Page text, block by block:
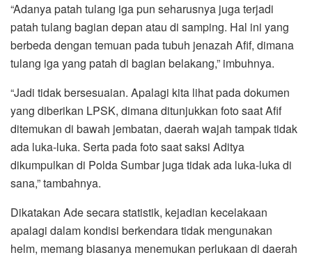
“Adanya patah tulang iga pun seharusnya juga terjadi
patah tulang bagian depan atau di samping. Hal ini yang
berbeda dengan temuan pada tubuh jenazah Afif, dimana
tulang iga yang patah di bagian belakang,” imbuhnya.
“Jadi tidak bersesuaian. Apalagi kita lihat pada dokumen
yang diberikan LPSK, dimana ditunjukkan foto saat Afif
ditemukan di bawah jembatan, daerah wajah tampak tidak
ada luka-luka. Serta pada foto saat saksi Aditya
dikumpulkan di Polda Sumbar juga tidak ada luka-luka di
sana,” tambahnya.
Dikatakan Ade secara statistik, kejadian kecelakaan
apalagi dalam kondisi berkendara tidak mengunakan
helm, memang biasanya menemukan perlukaan di daerah